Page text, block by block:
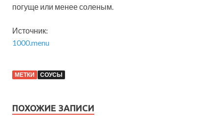
погуще или менее соленым.
Источник:
1000.menu
МЕТКИ СОУСЫ
ПОХОЖИЕ ЗАПИСИ